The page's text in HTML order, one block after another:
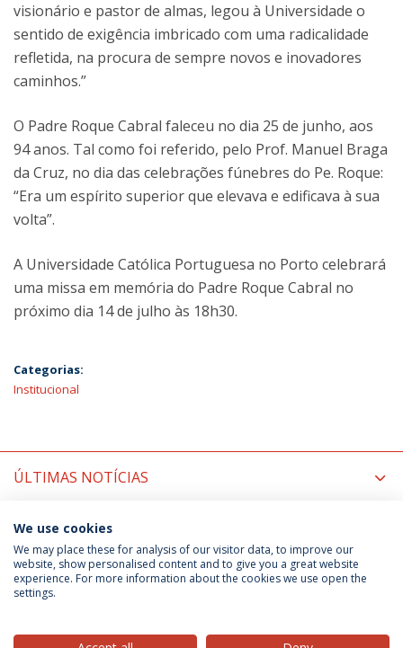
visionário e pastor de almas, legou à Universidade o
sentido de exigência imbricado com uma radicalidade
refletida, na procura de sempre novos e inovadores
caminhos.”
O Padre Roque Cabral faleceu no dia 25 de junho, aos
94 anos. Tal como foi referido, pelo Prof. Manuel Braga
da Cruz, no dia das celebrações fúnebres do Pe. Roque:
“Era um espírito superior que elevava e edificava à sua
volta”.
A Universidade Católica Portuguesa no Porto celebrará
uma missa em memória do Padre Roque Cabral no
próximo dia 14 de julho às 18h30.
Categorias:
Institucional
ÚLTIMAS NOTÍCIAS
PRÓXIMOS EVENTOS
Política de Privacidade
Termos & Condições
We use cookies
We may place these for analysis of our visitor data, to improve our
website, show personalised content and to give you a great website
experience. For more information about the cookies we use open the
settings.